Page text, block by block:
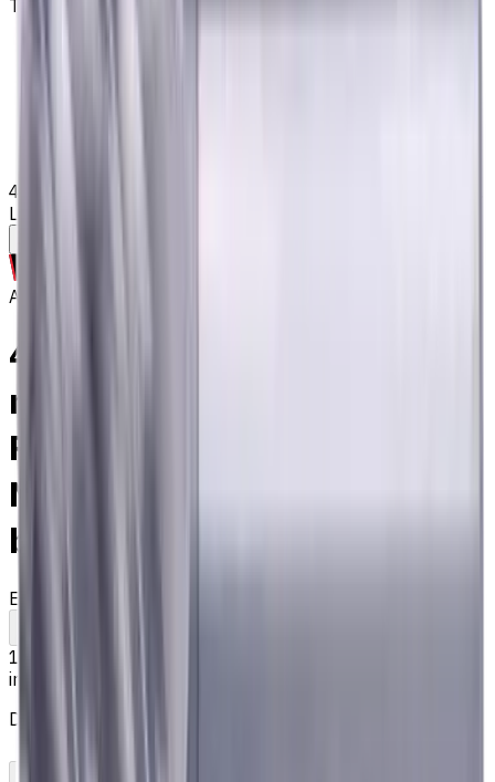
Telefon
4 mm VHM Schaftfräser, 0.5 mm Fase, 4 Schneiden, Radius,
Lang, für P, M, K Materialien, AlCrN beschichtet
Auf Bestellung
4 mm VHM Schaftfräser, 0.5
mm Fase, 4 Schneiden,
Radius, Lang, für P, M, K
Materialien, AlCrN
beschichtet
EM311-4KS-040005
13,52 €
inkl. MwSt.
Der Preis wurde am 09.08.2026 berechnet